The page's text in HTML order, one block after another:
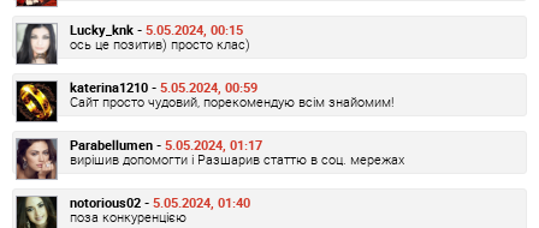
Lucky_knk - 5.05.2024, 00:15
ось це позитив) просто клас)
katerina1210 - 5.05.2024, 00:59
Сайт просто чудовий, порекомендую всім знайомим!
Parabellumen - 5.05.2024, 01:17
вирішив допомогти і Разшарив статтю в соц. мережах
notorious02 - 5.05.2024, 01:40
поза конкуренцією